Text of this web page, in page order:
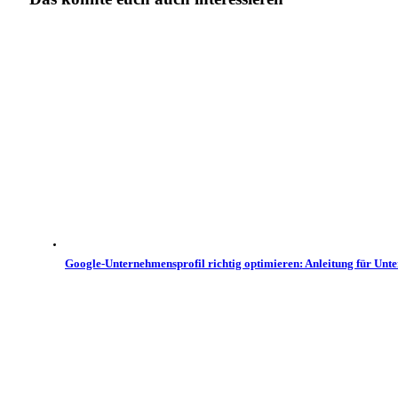
Google-Unternehmensprofil richtig optimieren: Anleitung für